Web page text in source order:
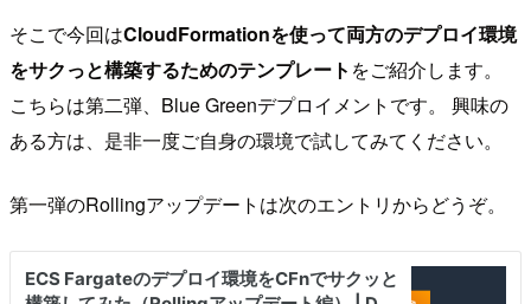
そこで今回はCloudFormationを使って両方のデプロイ環境
をサクっと構築するためのテンプレート をご紹介します。
こちらは第二弾、Blue Greenデプロイメントです。 興味の
ある方は、是非一度ご自身の環境で試してみてください。
第一弾のRollingアップデートは次のエントリからどうぞ。